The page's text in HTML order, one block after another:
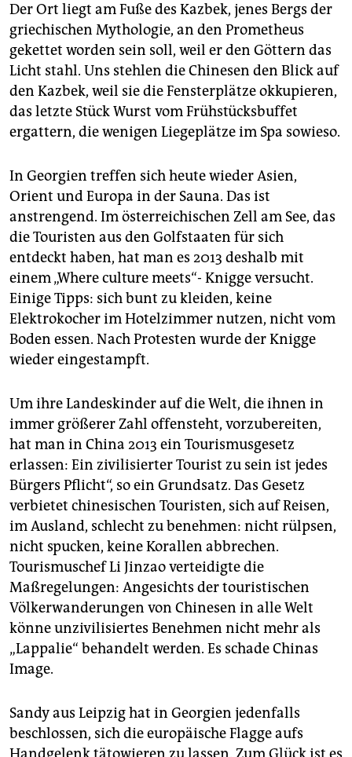
Der Ort liegt am Fuße des Kazbek, jenes Bergs der
griechischen Mythologie, an den Prometheus
gekettet worden sein soll, weil er den Göttern das
Licht stahl. Uns stehlen die Chinesen den Blick auf
den Kazbek, weil sie die Fensterplätze okkupieren,
das letzte Stück Wurst vom Frühstücksbuffet
ergattern, die wenigen Liegeplätze im Spa sowieso.
In Georgien treffen sich heute wieder Asien,
Orient und Europa in der Sauna. Das ist
anstrengend. Im österreichischen Zell am See, das
die Touristen aus den Golfstaaten für sich
entdeckt haben, hat man es 2013 deshalb mit
einem „Where culture meets“- Knigge versucht.
Einige Tipps: sich bunt zu kleiden, keine
Elektrokocher im Hotelzimmer nutzen, nicht vom
Boden essen. Nach Protesten wurde der Knigge
wieder eingestampft.
Um ihre Landeskinder auf die Welt, die ihnen in
immer größerer Zahl offensteht, vorzubereiten,
hat man in China 2013 ein Tourismusgesetz
erlassen: Ein zivilisierter Tourist zu sein ist jedes
Bürgers Pflicht“, so ein Grundsatz. Das Gesetz
verbietet chinesischen Touristen, sich auf Reisen,
im Ausland, schlecht zu benehmen: nicht rülpsen,
nicht spucken, keine Korallen abbrechen.
Tourismuschef Li Jinzao verteidigte die
Maßregelungen: Angesichts der touristischen
Völkerwanderungen von Chinesen in alle Welt
könne unzivilisiertes Benehmen nicht mehr als
„Lappalie“ behandelt werden. Es schade Chinas
Image.
Sandy aus Leipzig hat in Georgien jedenfalls
beschlossen, sich die europäische Flagge aufs